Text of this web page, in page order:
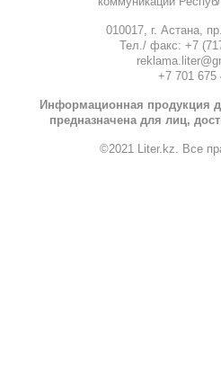
010017, г. Астана,
Тел./ факс: +7
+7 701 675
Информационная продукция
предназначена для лиц,
©2021 Liter.kz. Все